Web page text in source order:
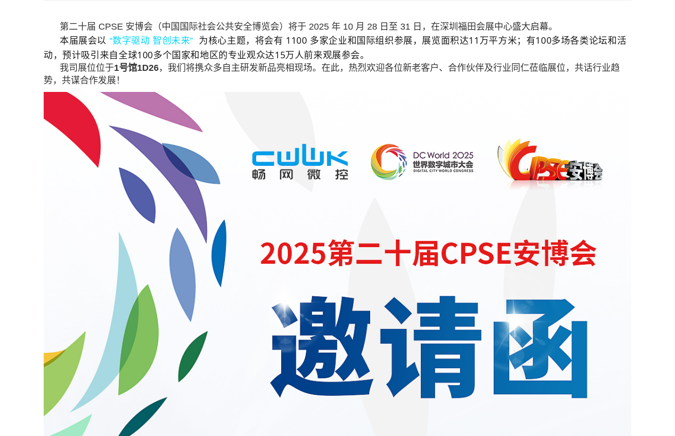
第二十届 CPSE 安博会（中国国际社会公共安全博览会）将于 2025 年 10 月 28 日至 31 日，在深圳福田会展中心盛大启幕。
本届展会以 “数字驱动 智创未来” 为核心主题，将会有 1100 多家企业和国际组织参展，展览面积达11万平方米；有100多场各类论坛和活
动，预计吸引来自全球100多个国家和地区的专业观众达15万人前来观展参会。
我司展位位于1号馆1D26，我们将携众多自主研发新品亮相现场。在此，热烈欢迎各位新老客户、合作伙伴及行业同仁莅临展位，共话行业趋
势，共谋合作发展！